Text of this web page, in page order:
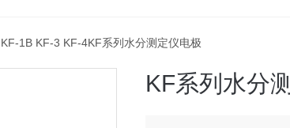
1B KF-3 KF-4KF系列水分测定仪电极
KF系列水分